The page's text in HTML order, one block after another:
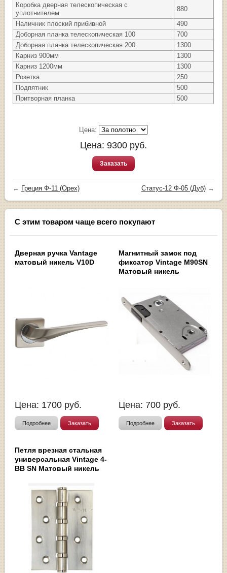
Коробка дверная телескопическая с
уплотнителем
880
Наличник плоский прибивной
490
Доборная планка телескопическая 100
700
Доборная планка телескопическая 200
1300
Карниз 900мм
1300
Карниз 1200мм
1300
Розетка
250
Подпятник
500
Притворная планка
500
Цена:
Цена: 9300 руб.
Заказать
← Греция Ф-11 (Орех) Статус-12 Ф-05 (Дуб)→
С этим товаром чаще всего покупают
Дверная ручка Vantage
матовый никель V10D
Цена: 1700 руб.
Подробнее Заказать
Магнитный замок под
фиксатор Vintage M90SN
Матовый никель
Цена: 700 руб.
Подробнее Заказать
Петля врезная стальная
универсальная Vintage 4-
BB SN Матовый никель